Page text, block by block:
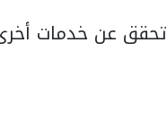
تحقق عن خدمات